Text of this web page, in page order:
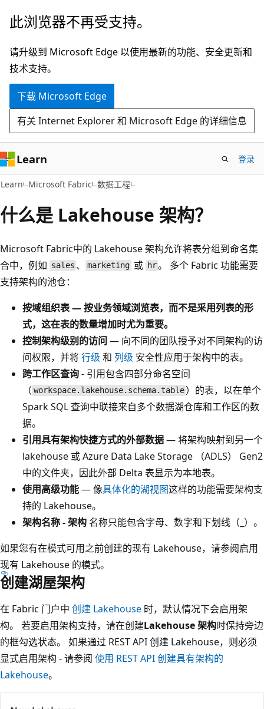
跳
主
要
内
此浏览器不再受支持。
请升级到 Microsoft Edge 以使用最新的功能、安全更新和
技术支持。
下载 Microsoft Edge
有关 Internet Explorer 和 Microsoft Edge 的详细信息
Learn 登录
Learn Microsoft Fabric 数据工程
什么是 Lakehouse 架构？
Microsoft Fabric中的 Lakehouse 架构允许将表分组到命名集
合中，例如 sales 、 marketing 或 hr。 多个 Fabric 功能需要
支持架构的池仓：
按域组织表 — 按业务领域浏览表，而不是采用列表的形
式，这在表的数量增加时尤为重要。
控制架构级别的访问— 向不同的团队授予对不同架构的访
问权限，并将行级 和 列级 安全性应用于架构中的表。
跨工作区查询- 引用包含四部分命名空间
（ workspace.lakehouse.schema.table ）的表，以在单个
Spark SQL 查询中联接来自多个数据湖仓库和工作区的数
据。
引用具有架构快捷方式的外部数据— 将架构映射到另一个
lakehouse 或 Azure Data Lake Storage （ADLS） Gen2
中的文件夹，因此外部 Delta 表显示为本地表。
使用高级功能— 像具体化的湖视图这样的功能需要架构支
持的 Lakehouse。
架构名称 - 架构 名称只能包含字母、数字和下划线（_）。
如果您有在模式可用之前创建的现有 Lakehouse，请参阅启用
现有 Lakehouse 的模式。
创建湖屋架构
在 Fabric 门户中 创建 Lakehouse 时，默认情况下会启用架
构。 若要启用架构支持，请在创建Lakehouse 架构时保持旁边
的框勾选状态。 如果通过 REST API 创建 Lakehouse，则必须
显式启用架构 - 请参阅 使用 REST API 创建具有架构的
Lakehouse。